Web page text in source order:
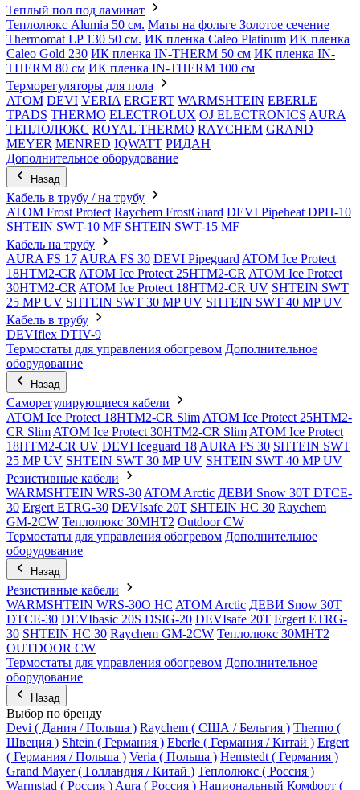
Теплый пол под ламинат
Теплолюкс Alumia 50 см. Маты на фольге Золотое сечение
Thermomat LP 130 50 cм. ИК пленка Caleo Platinum ИК пленка
Caleo Gold 230 ИК пленка IN-THERM 50 см ИК пленка IN-
THERM 80 см ИК пленка IN-THERM 100 см
Терморегуляторы для пола
ATOM DEVI VERIA ERGERT WARMSHTEIN EBERLE
TPADS THERMO ELECTROLUX OJ ELECTRONICS AURA
ТЕПЛОЛЮКС ROYAL THERMO RAYCHEM GRAND
MEYER MENRED IQWATT РИДАН
Дополнительное оборудование
Назад
Кабель в трубу / на трубу
ATOM Frost Protect Raychem FrostGuard DEVI Pipeheat DPH-10
SHTEIN SWT-10 MF SHTEIN SWT-15 MF
Кабель на трубу
AURA FS 17 AURA FS 30 DEVI Pipeguard ATOM Ice Protect
18HTM2-CR ATOM Ice Protect 25HTM2-CR ATOM Ice Protect
30HTM2-CR ATOM Ice Protect 18HTM2-CR UV SHTEIN SWT
25 MP UV SHTEIN SWT 30 MP UV SHTEIN SWT 40 MP UV
Кабель в трубу
DEVIflex DTIV-9
Термостаты для управления обогревом Дополнительное
оборудование
Назад
Саморегулирующиеся кабели
ATOM Ice Protect 18HTM2-CR Slim ATOM Ice Protect 25HTM2-
CR Slim ATOM Ice Protect 30HTM2-CR Slim ATOM Ice Protect
18HTM2-CR UV DEVI Iceguard 18 AURA FS 30 SHTEIN SWT
25 MP UV SHTEIN SWT 30 MP UV SHTEIN SWT 40 MP UV
Резистивные кабели
WARMSHTEIN WRS-30 ATOM Arctic ДЕВИ Snow 30T DTCE-
30 Ergert ETRG-30 DEVIsafe 20T SHTEIN HC 30 Raychem
GM-2CW Теплолюкс 30МНТ2 Outdoor CW
Термостаты для управления обогревом Дополнительное
оборудование
Назад
Резистивные кабели
WARMSHTEIN WRS-30O HC ATOM Arctic ДЕВИ Snow 30T
DTCE-30 DEVIbasic 20S DSIG-20 DEVIsafe 20T Ergert ETRG-
30 SHTEIN HC 30 Raychem GM-2CW Теплолюкс 30МНТ2
OUTDOOR CW
Термостаты для управления обогревом Дополнительное
оборудование
Назад
Выбор по бренду
Devi ( Дания / Польша ) Raychem ( США / Бельгия ) Thermo (
Швеция ) Shtein ( Германия ) Eberle ( Германия / Китай ) Ergert
( Германия / Польша ) Veria ( Польша ) Hemstedt ( Германия )
Grand Mayer ( Голландия / Китай ) Теплолюкс ( Россия )
Warmstad ( Россия ) Aura ( Россия ) Национальный Комфорт (